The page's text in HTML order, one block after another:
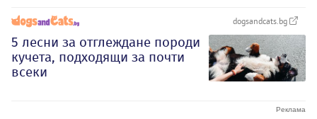
dogsandcats.bg
5 лесни за отглеждане породи
кучета, подходящи за почти
всеки